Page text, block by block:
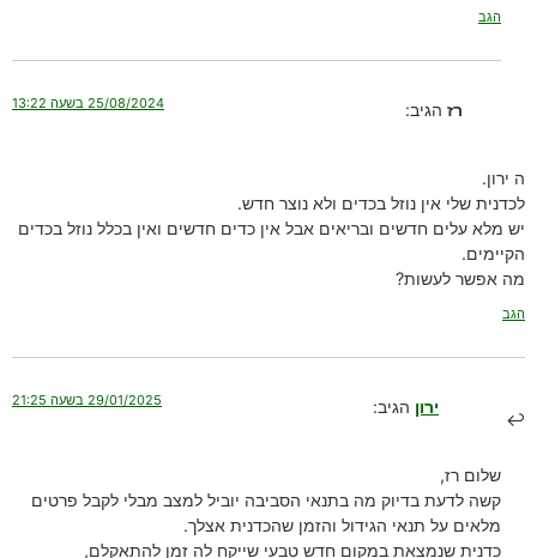
הגב
רז הגיב: 25/08/2024 בשעה 13:22
ה ירון.
לכדנית שלי אין נוזל בכדים ולא נוצר חדש.
יש מלא עלים חדשים ובריאים אבל אין כדים חדשים ואין בכלל נוזל בכדים
הקיימים.
מה אפשר לעשות?
הגב
ירון הגיב: 29/01/2025 בשעה 21:25
שלום רז,
קשה לדעת בדיוק מה בתנאי הסביבה יוביל למצב מבלי לקבל פרטים
מלאים על תנאי הגידול והזמן שהכדנית אצלך.
כדנית שנמצאת במקום חדש טבעי שייקח לה זמן להתאקלם,